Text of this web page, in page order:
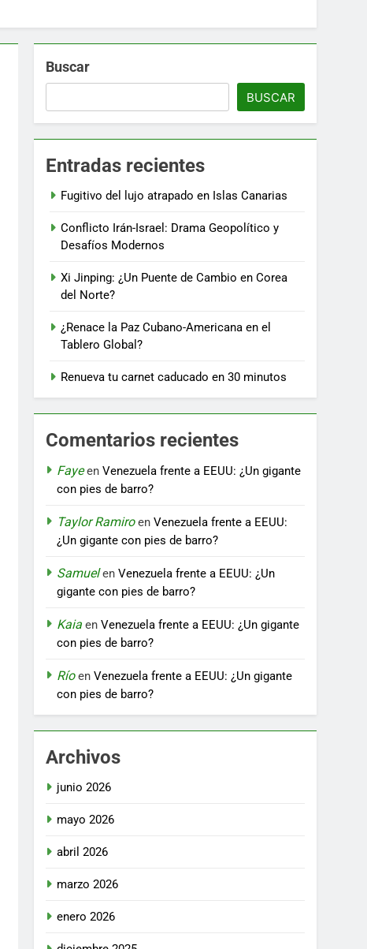
Buscar
BUSCAR
Entradas recientes
Fugitivo del lujo atrapado en Islas Canarias
Conflicto Irán-Israel: Drama Geopolítico y
Desafíos Modernos
Xi Jinping: ¿Un Puente de Cambio en Corea
del Norte?
¿Renace la Paz Cubano-Americana en el
Tablero Global?
Renueva tu carnet caducado en 30 minutos
Comentarios recientes
FayeenVenezuela frente a EEUU: ¿Un gigante
con pies de barro?
Taylor RamiroenVenezuela frente a EEUU:
¿Un gigante con pies de barro?
SamuelenVenezuela frente a EEUU: ¿Un
gigante con pies de barro?
KaiaenVenezuela frente a EEUU: ¿Un gigante
con pies de barro?
RíoenVenezuela frente a EEUU: ¿Un gigante
con pies de barro?
Archivos
junio 2026
mayo 2026
abril 2026
marzo 2026
enero 2026